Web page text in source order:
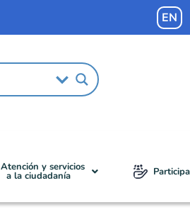
EN
Atención y servicios
a la ciudadanía Participa